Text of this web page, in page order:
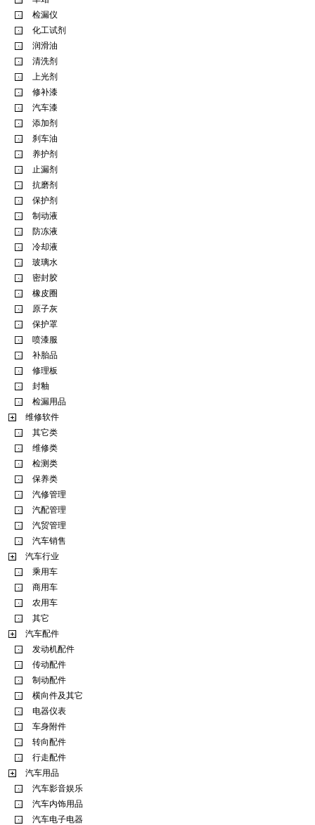
检漏仪
化工试剂
润滑油
清洗剂
上光剂
修补漆
汽车漆
添加剂
刹车油
养护剂
止漏剂
抗磨剂
保护剂
制动液
防冻液
冷却液
玻璃水
密封胶
橡皮圈
原子灰
保护罩
喷漆服
补胎品
修理板
封釉
检漏用品
维修软件
其它类
维修类
检测类
保养类
汽修管理
汽配管理
汽贸管理
汽车销售
汽车行业
乘用车
商用车
农用车
其它
汽车配件
发动机配件
传动配件
制动配件
横向件及其它
电器仪表
车身附件
转向配件
行走配件
汽车用品
汽车影音娱乐
汽车内饰用品
汽车电子电器